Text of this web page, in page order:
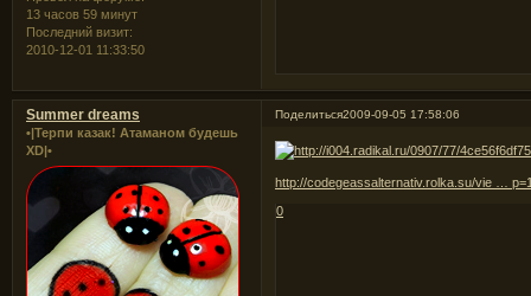
13 часов 59 минут
Последний визит:
2010-12-01 11:33:50
Поделиться2009-09-05 17:58:06
Summer dreams
•|Терпи казак! Атаманом будешь
XD|•
http://codegeassalternativ.rolka.su/vie …
0